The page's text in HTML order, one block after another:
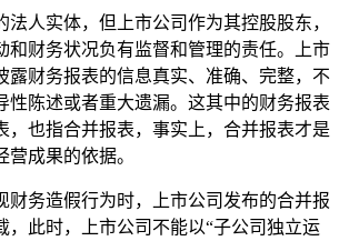
法人实体，但上市公司作为其控股股东，
和财务状况负有监督和管理的责任。上市
露财务报表的信息真实、准确、完整，不
性陈述或者重大遗漏。这其中的财务报表
，也指合并报表，事实上，合并报表才是
成果的依据。
财务造假行为时，上市公司发布的合并报
，此时，上市公司不能以“子公司独立运